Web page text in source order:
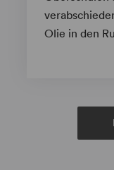
Olie in den